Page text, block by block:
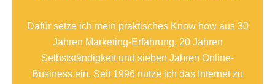
Dafür setze ich mein praktisches Know how aus 30
Jahren Marketing-Erfahrung, 20 Jahren
Selbstständigkeit und sieben Jahren Online-
Business ein. Seit 1996 nutze ich das Internet zu